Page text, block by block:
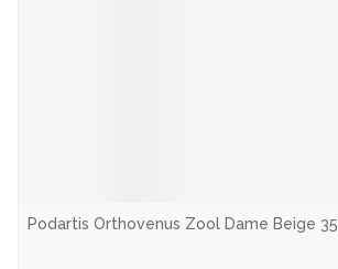
Podartis Orthovenus Zool Dame Beige 35